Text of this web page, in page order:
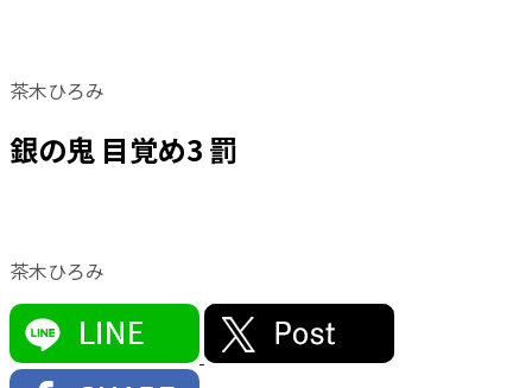
茶木ひろみ
銀の鬼 目覚め3 罰
茶木ひろみ